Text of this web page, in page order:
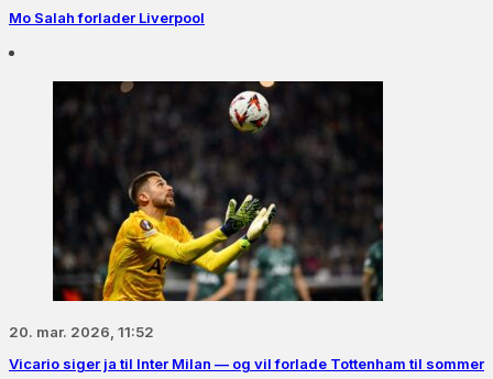
Mo Salah forlader Liverpool
20. mar. 2026, 11:52
Vicario siger ja til Inter Milan — og vil forlade Tottenham til sommer